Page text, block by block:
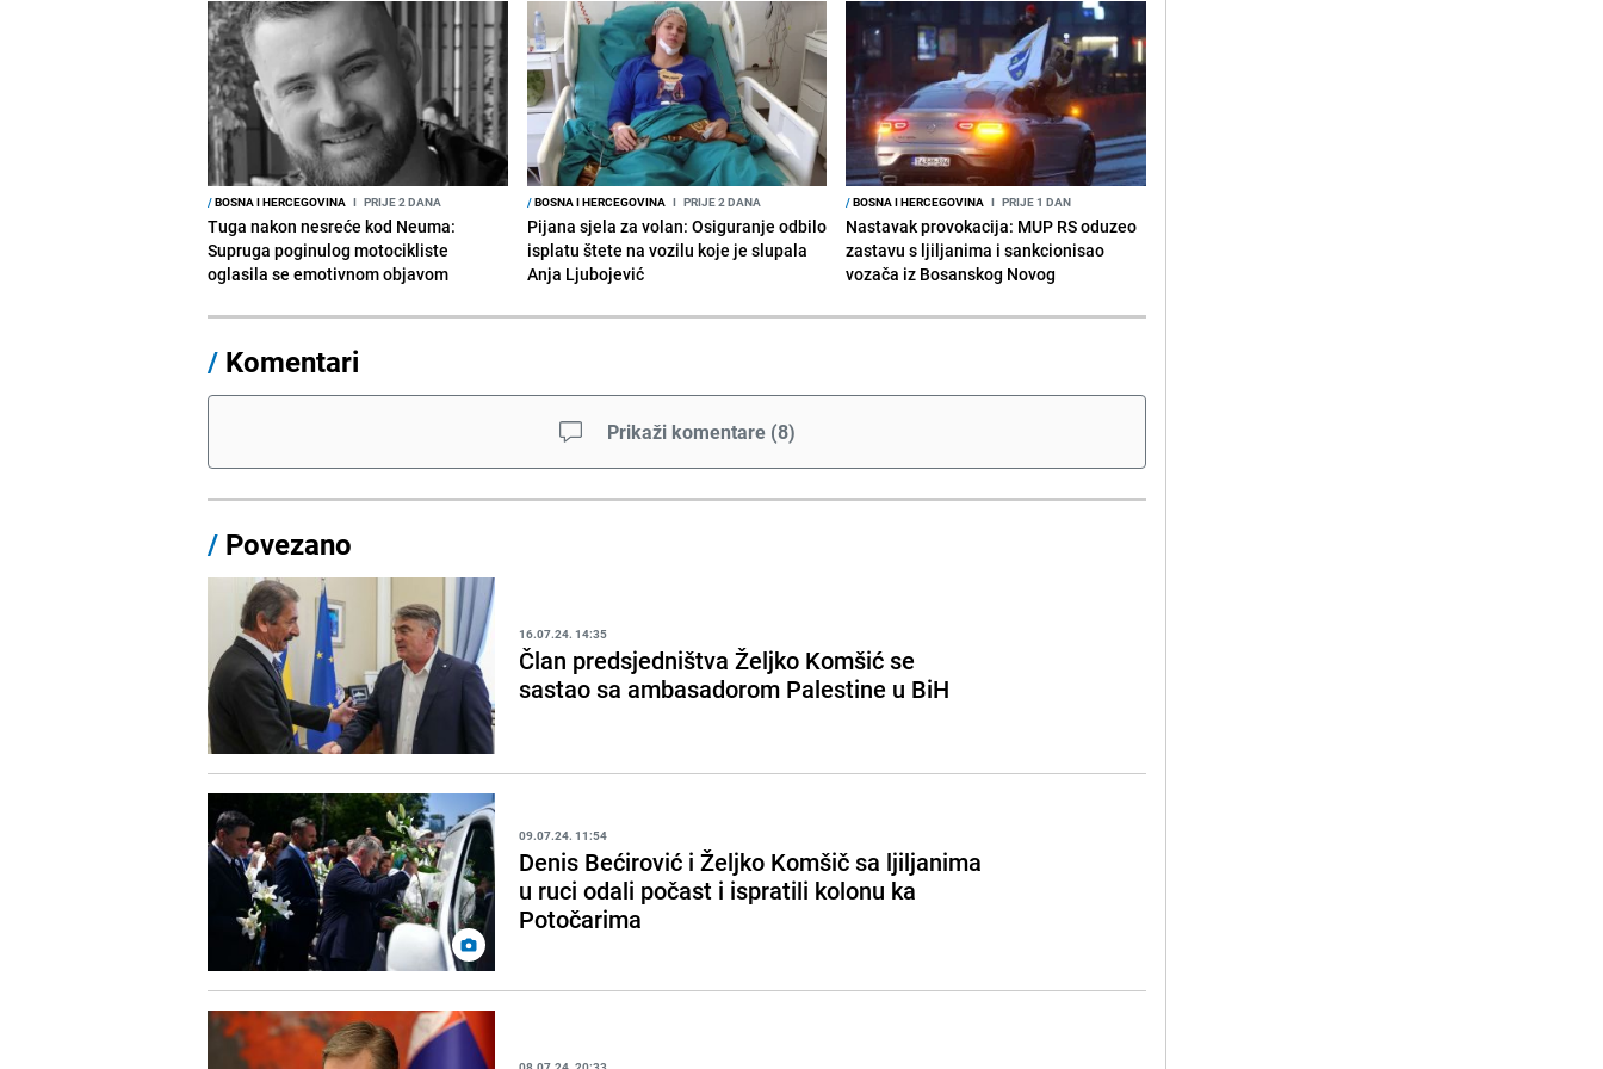
/BOSNA I HERCEGOVINA I PRIJE 2 DANA
Tuga nakon nesreće kod Neuma:
Supruga poginulog motocikliste
oglasila se emotivnom objavom
/BOSNA I HERCEGOVINA I PRIJE 2 DANA
Pijana sjela za volan: Osiguranje odbilo
isplatu štete na vozilu koje je slupala
Anja Ljubojević
/BOSNA I HERCEGOVINA I PRIJE 1 DAN
Nastavak provokacija: MUP RS oduzeo
zastavu s ljiljanima i sankcionisao
vozača iz Bosanskog Novog
/ Komentari
Prikaži komentare (8)
/ Povezano
16.07.24. 14:35
Član predsjedništva Željko Komšić se
sastao sa ambasadorom Palestine u BiH
09.07.24. 11:54
Denis Bećirović i Željko Komšič sa ljiljanima
u ruci odali počast i ispratili kolonu ka
Potočarima